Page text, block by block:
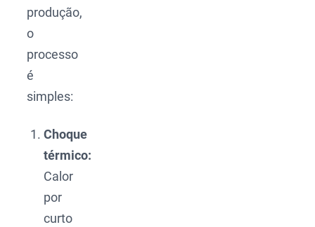
produção,
o
processo
é
simples:
Choque
térmico:
Calor
por
curto